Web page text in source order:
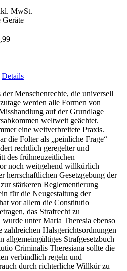
MwSt.
Details
Menschenrechte, die universell
werden alle Formen von
auf der Grundlage
weltweit geächtet.
eine weitverbreitete Praxis.
die Folter als „peinliche Frage“
rechtlich geregelter und
des frühneuzeitlichen
noch weitgehend willkürlich
herrschaftlichen Gesetzgebung der
stärkeren Reglementierung
für die Neugestaltung der
vor allem die Constitutio
das Strafrecht zu
unter Maria Theresia ebenso
zahlreichen Halsgerichtsordnungen
allgemeingültiges Strafgesetzbuch
Criminalis Theresiana sollte die
verbindlich regeln und
durch richterliche Willkür zu